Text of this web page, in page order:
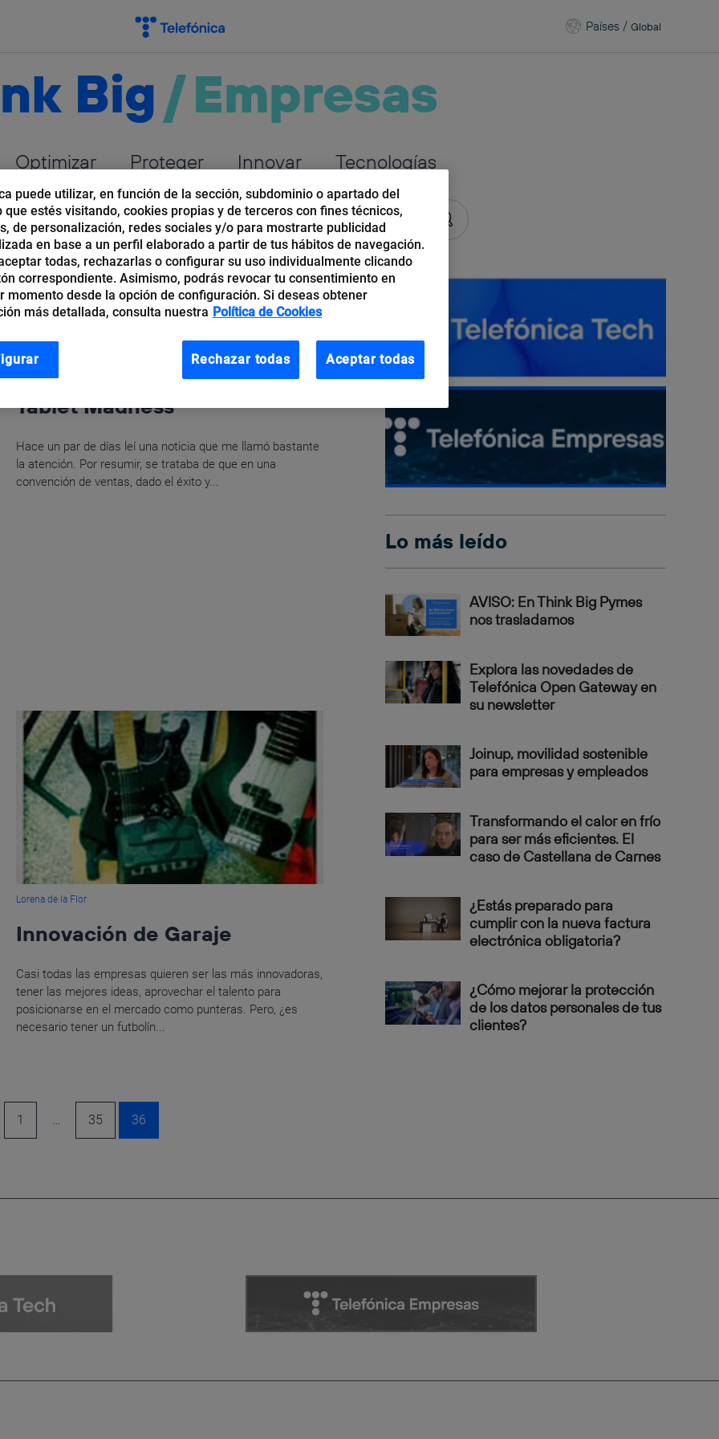
Países /Global
Big/Empresas
Optimizar Proteger Innovar Tecnologías
Empresas
Tablet Madness
Hace un par de días leí una noticia que me llamó bastante
la atención. Por resumir, se trataba de que en una
convención de ventas, dado el éxito y...
Lorena de la Flor
Innovación de Garaje
Casi todas las empresas quieren ser las más innovadoras,
tener las mejores ideas, aprovechar el talento para
posicionarse en el mercado como punteras. Pero, ¿es
necesario tener un futbolín...
1 … 35 36
Lo más leído
AVISO: En Think Big Pymes
nos trasladamos
Explora las novedades de
Telefónica Open Gateway en
su newsletter
Joinup, movilidad sostenible
para empresas y empleados
Transformando el calor en frío
para ser más eficientes. El
caso de Castellana de Carnes
¿Estás preparado para
cumplir con la nueva factura
electrónica obligatoria?
¿Cómo mejorar la protección
de los datos personales de tus
clientes?
puede utilizar, en función de la sección, subdominio o apartado del
que estés visitando, cookies propias y de terceros con fines técnicos,
de personalización, redes sociales y/o para mostrarte publicidad
en base a un perfil elaborado a partir de tus hábitos de navegación.
todas, rechazarlas o configurar su uso individualmente clicando
correspondiente. Asimismo, podrás revocar tu consentimiento en
momento desde la opción de configuración. Si deseas obtener
más detallada, consulta nuestra Política de Cookies
Rechazar todas Aceptar todas